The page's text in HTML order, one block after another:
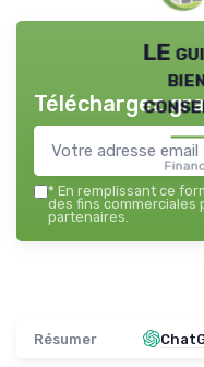
LE
Téléchargez
* En remplissant ce
des fins commerciales
partenaires.
Résumer